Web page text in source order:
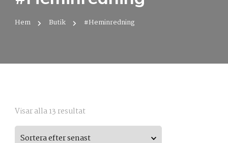
Hem Butik #Heminredning
Visar alla 13 resultatSortera
efter
senaste